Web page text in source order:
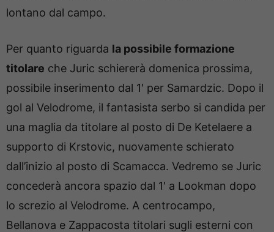
lontano dal campo.
Per quanto riguarda la possibile formazione
titolare che Juric schiererà domenica prossima,
possibile inserimento dal 1′ per Samardzic. Dopo il
gol al Velodrome, il fantasista serbo si candida per
una maglia da titolare al posto di De Ketelaere a
supporto di Krstovic, nuovamente schierato
dall’inizio al posto di Scamacca. Vedremo se Juric
concederà ancora spazio dal 1′ a Lookman dopo
lo screzio al Velodrome. A centrocampo,
Bellanova e Zappacosta titolari sugli esterni con